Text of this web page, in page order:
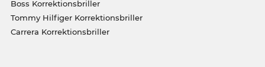
Boss Korrektionsbriller
Tommy Hilfiger Korrektionsbriller
Carrera Korrektionsbriller